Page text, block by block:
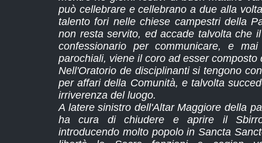
può cellebrare e cellebrano a due alla
talento fori nelle chiese campestri della
non resta servito, ed accade talvolta che
confessionario per communicare, e
parochiali, viene il coro ad esser composto
Nell'Oratorio de disciplinanti si tengono
per affari della Comunità, e talvolta
irriverenza del luogo.
A latere sinistro dell'Altar Maggiore della
ha cura di chiudere e aprire il
introducendo molto popolo in Sancta